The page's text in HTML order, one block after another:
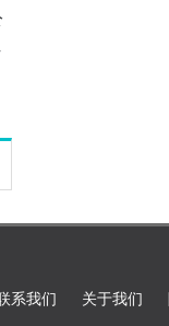
系我们
关于我们